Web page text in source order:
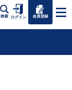
検索 ログイン 会員登録